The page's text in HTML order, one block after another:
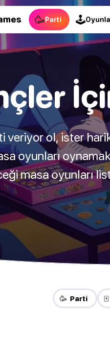
🥳Parti 🕹
veriyor ol, ister
oyunları
masa oyunları
🥳 Parti